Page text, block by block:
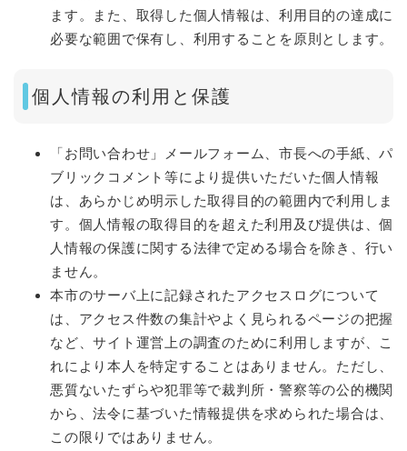
ます。また、取得した個人情報は、利用目的の達成に
必要な範囲で保有し、利用することを原則とします。
個人情報の利用と保護
「お問い合わせ」メールフォーム、市長への手紙、パ
ブリックコメント等により提供いただいた個人情報
は、あらかじめ明示した取得目的の範囲内で利用しま
す。個人情報の取得目的を超えた利用及び提供は、個
人情報の保護に関する法律で定める場合を除き、行い
ません。
本市のサーバ上に記録されたアクセスログについて
は、アクセス件数の集計やよく見られるページの把握
など、サイト運営上の調査のために利用しますが、こ
れにより本人を特定することはありません。ただし、
悪質ないたずらや犯罪等で裁判所・警察等の公的機関
から、法令に基づいた情報提供を求められた場合は、
この限りではありません。